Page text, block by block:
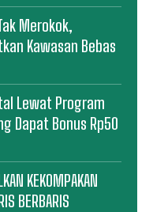
Merokok,
Kawasan Bebas
Lewat Program
Dapat Bonus Rp50
KEKOMPAKAN
BERBARIS